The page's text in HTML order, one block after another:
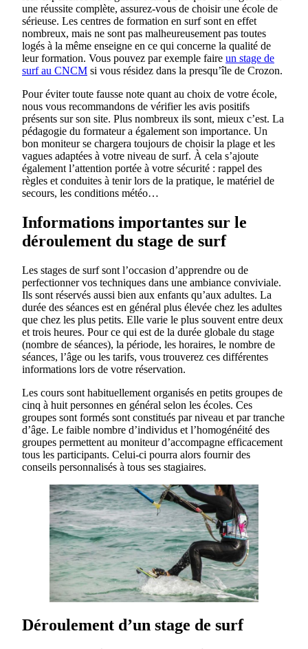
une réussite complète, assurez-vous de choisir une école de
sérieuse. Les centres de formation en surf sont en effet
nombreux, mais ne sont pas malheureusement pas toutes
logés à la même enseigne en ce qui concerne la qualité de
leur formation. Vous pouvez par exemple faire un stage de
surf au CNCM si vous résidez dans la presqu’île de Crozon.
Pour éviter toute fausse note quant au choix de votre école,
nous vous recommandons de vérifier les avis positifs
présents sur son site. Plus nombreux ils sont, mieux c’est. La
pédagogie du formateur a également son importance. Un
bon moniteur se chargera toujours de choisir la plage et les
vagues adaptées à votre niveau de surf. À cela s’ajoute
également l’attention portée à votre sécurité : rappel des
règles et conduites à tenir lors de la pratique, le matériel de
secours, les conditions météo…
Informations importantes sur le
déroulement du stage de surf
Les stages de surf sont l’occasion d’apprendre ou de
perfectionner vos techniques dans une ambiance conviviale.
Ils sont réservés aussi bien aux enfants qu’aux adultes. La
durée des séances est en général plus élevée chez les adultes
que chez les plus petits. Elle varie le plus souvent entre deux
et trois heures. Pour ce qui est de la durée globale du stage
(nombre de séances), la période, les horaires, le nombre de
séances, l’âge ou les tarifs, vous trouverez ces différentes
informations lors de votre réservation.
Les cours sont habituellement organisés en petits groupes de
cinq à huit personnes en général selon les écoles. Ces
groupes sont formés sont constitués par niveau et par tranche
d’âge. Le faible nombre d’individus et l’homogénéité des
groupes permettent au moniteur d’accompagne efficacement
tous les participants. Celui-ci pourra alors fournir des
conseils personnalisés à tous ses stagiaires.
Déroulement d’un stage de surf